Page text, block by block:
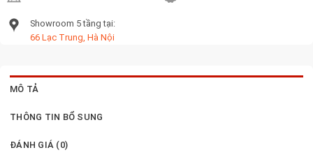
Showroom 5 tầng tại:
66 Lạc Trung, Hà Nội
MÔ TẢ
THÔNG TIN BỔ SUNG
ĐÁNH GIÁ (0)